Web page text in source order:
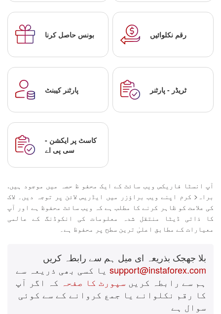
بونس حاصل کرنا رقم نکلوائیں
پارٹنر کیبنٹ ٹریڈر - پارٹنر
کاسٹ پر ایکشن -
سی پی اے
آپ انسٹا فاریکس ویب سائٹ کے ایک محفو ظ حصہ میں موجود ہیں.
براہ< کرم اپنے ویب براؤزر میں ایڈریس لائن پر توجہ دیں۔ لاک
کی علامت کو ظاہر کرنے کا مطلب ہے کہ ویب سائٹ محفوظ ہے اور آپ
کا ذاتی ڈیٹا منتقل شدہ معلومات کی انکوڈنگ کے عالمی
معیارات کے مطابق اعلیٰ ترین سطح پر محفوظ ہے۔
بلا جھجک بذریعہ ای میل ہم سے رابطہ کریں
support@instaforex.com یا کسی بھی ذریعہ سے
ہم سے رابطہ کریں سپورٹ کا صفحہ کہ اگر آپ
کا رقم نکلوانے یا جمع کروانے کے سے کوئی
سوال ہے